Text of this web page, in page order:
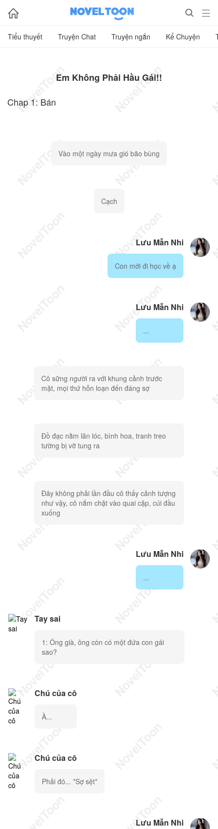
  
Tiểu thuyết Truyện Chat Truyện ngắn Kể Chuyện
Em Không Phải Hầu Gái!!
Chap 1: Bán
Vào một ngày mưa gió bão bùng
Cạch
Lưu Mẫn Nhi
Con mới đi học về ạ
Lưu Mẫn Nhi
...
Cô sững người ra với khung cảnh trước
mặt, mọi thứ hỗn loạn đến đáng sợ
Đồ đạc nằm lăn lóc, bình hoa, tranh treo
tường bị vỡ tung ra
Đây không phải lần đầu cô thấy cảnh tượng
như vậy, cô nắm chặt vào quai cặp, cúi đầu
xuống
Lưu Mẫn Nhi
...
Tay sai
1: Ông già, ông còn có một đứa con gái
sao?
Chú của cô
À...
Chú của cô
Phải đó... *Sợ sệt*
Lưu Mẫn Nhi